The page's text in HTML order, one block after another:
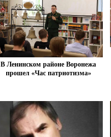
В Ленинском районе Воронежа
прошел «Час патриотизма»